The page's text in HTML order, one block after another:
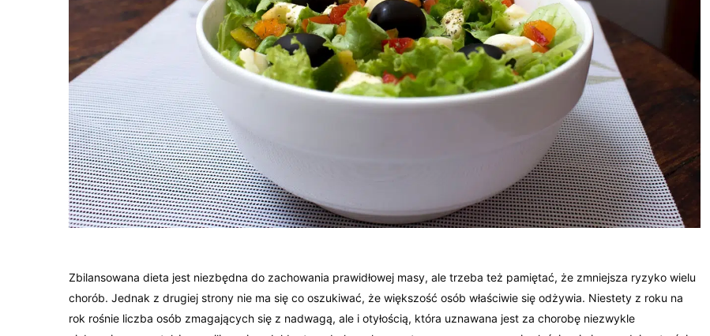
Zbilansowana dieta jest niezbędna do zachowania prawidłowej masy, ale trzeba też pamiętać, że zmniejsza ryzyko wielu
chorób. Jednak z drugiej strony nie ma się co oszukiwać, że większość osób właściwie się odżywia. Niestety z roku na
rok rośnie liczba osób zmagających się z nadwagą, ale i otyłością, która uznawana jest za chorobę niezwykle